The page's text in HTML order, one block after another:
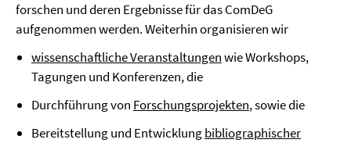
forschen und deren Ergebnisse für das ComDeG
aufgenommen werden. Weiterhin organisieren wir
wissenschaftliche Veranstaltungenwie Workshops,
Tagungen und Konferenzen, die
Durchführung von Forschungsprojekten, sowie die
Bereitstellung und Entwicklungbibliographischer